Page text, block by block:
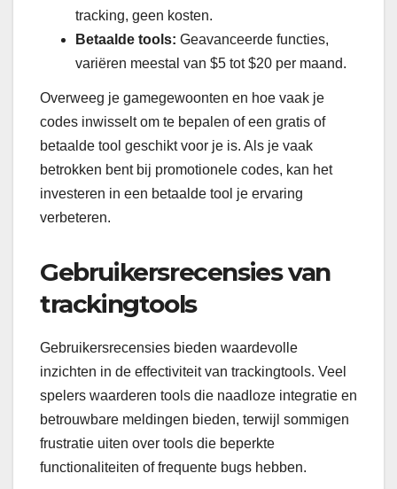
tracking, geen kosten.
Betaalde tools: Geavanceerde functies,
variëren meestal van $5 tot $20 per maand.
Overweeg je gamegewoonten en hoe vaak je
codes inwisselt om te bepalen of een gratis of
betaalde tool geschikt voor je is. Als je vaak
betrokken bent bij promotionele codes, kan het
investeren in een betaalde tool je ervaring
verbeteren.
Gebruikersrecensies van
trackingtools
Gebruikersrecensies bieden waardevolle
inzichten in de effectiviteit van trackingtools. Veel
spelers waarderen tools die naadloze integratie en
betrouwbare meldingen bieden, terwijl sommigen
frustratie uiten over tools die beperkte
functionaliteiten of frequente bugs hebben.